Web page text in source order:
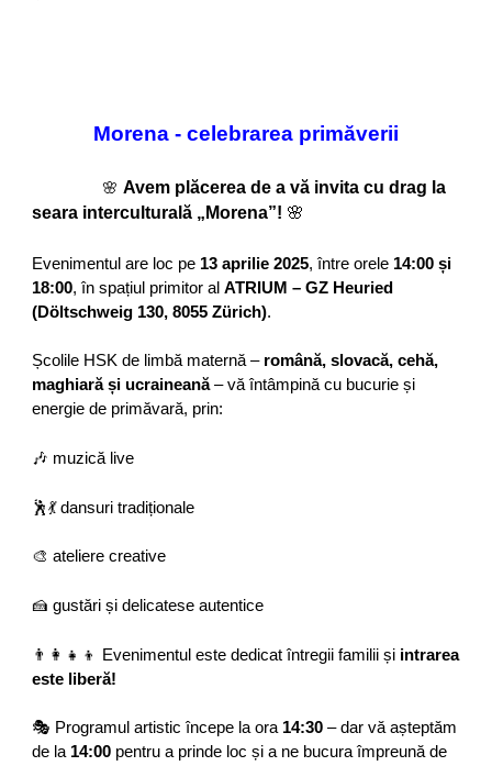
Morena - celebrarea primăverii
🌸Avem plăcerea de a vă invita cu drag la
seara interculturală „Morena”! 🌸
Evenimentul are loc pe 13 aprilie 2025, între orele 14:00 și
18:00, în spațiul primitor alATRIUM – GZ Heuried
(Döltschweig 130, 8055 Zürich).
Școlile HSK de limbă maternă – română, slovacă, cehă,
maghiară și ucraineană– vă întâmpină cu bucurie și
energie de primăvară, prin:
🎶 muzică live
🕺💃 dansuri tradiționale
🎨 ateliere creative
🍰 gustări și delicatese autentice
👨‍👩‍👧‍👦 Evenimentul este dedicat întregii familii și intrarea
este liberă!
🎭 Programul artistic începe la ora 14:30 – dar vă așteptăm
de la 14:00 pentru a prinde loc și a ne bucura împreună de